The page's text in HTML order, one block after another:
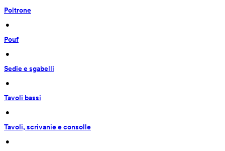
Poltrone
•
Pouf
•
Sedie e sgabelli
•
Tavoli bassi
•
Tavoli, scrivanie e consolle
•